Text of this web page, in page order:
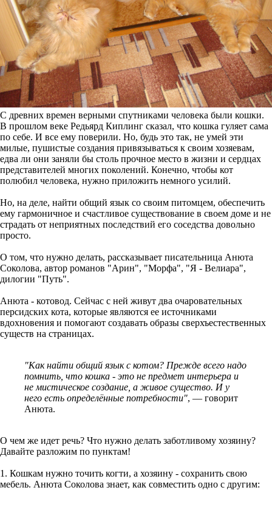
С древних времен верными спутниками человека были кошки.
В прошлом веке Редьярд Киплинг сказал, что кошка гуляет сама
по себе. И все ему поверили. Но, будь это так, не умей эти
милые, пушистые создания привязываться к своим хозяевам,
едва ли они заняли бы столь прочное место в жизни и сердцах
представителей многих поколений. Конечно, чтобы кот
полюбил человека, нужно приложить немного усилий.
Но, на деле, найти общий язык со своим питомцем, обеспечить
ему гармоничное и счастливое существование в своем доме и не
страдать от неприятных последствий его соседства довольно
просто.
О том, что нужно делать, рассказывает писательница Анюта
Соколова, автор романов "Арин", "Морфа", "Я - Велиара",
дилогии "Путь".
Анюта - котовод. Сейчас с ней живут два очаровательных
персидских кота, которые являются ее источниками
вдохновения и помогают создавать образы сверхъестественных
существ на страницах.
"Как найти общий язык с котом? Прежде всего надо
помнить, что кошка - это не предмет интерьера и
не мистическое создание, а живое существо. И у
него есть определённые потребности", — говорит
Анюта.
О чем же идет речь? Что нужно делать заботливому хозяину?
Давайте разложим по пунктам!
1. Кошкам нужно точить когти, а хозяину - сохранить свою
мебель. Анюта Соколова знает, как совместить одно с другим: